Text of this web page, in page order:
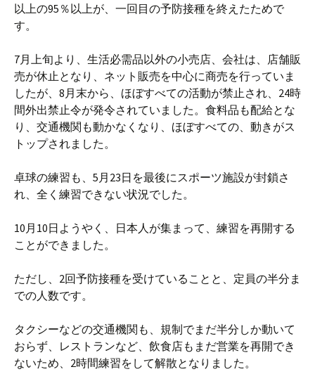
以上の95％以上が、一回目の予防接種を終えたためで
す。
7月上旬より、生活必需品以外の小売店、会社は、店舗販
売が休止となり、ネット販売を中心に商売を行っていま
したが、8月末から、ほぼすべての活動が禁止され、24時
間外出禁止令が発令されていました。食料品も配給とな
り、交通機関も動かなくなり、ほぼすべての、動きがス
トップされました。
卓球の練習も、5月23日を最後にスポーツ施設が封鎖さ
れ、全く練習できない状況でした。
10月10日ようやく、日本人が集まって、練習を再開する
ことができました。
ただし、2回予防接種を受けていることと、定員の半分ま
での人数です。
タクシーなどの交通機関も、規制でまだ半分しか動いて
おらず、レストランなど、飲食店もまだ営業を再開でき
ないため、2時間練習をして解散となりました。